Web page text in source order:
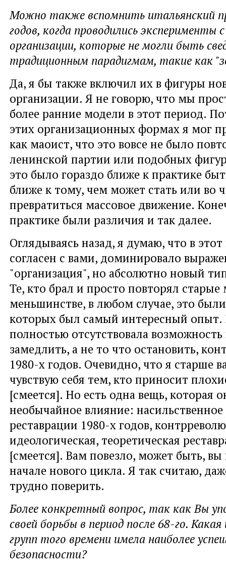
Можно также вспомнить итальянский
годов, когда проводились эксперименты
организации, которые не могли быть
традиционным парадигмам, такие как
Да, я бы также включил их в фигуры
организации. Я не говорю, что мы
более ранние модели в этот период.
этих организационных формах я мог
как маоист, что это вовсе не было
ленинской партии или подобных
это было гораздо ближе к практике
ближе к тому, чем может стать или во
превратиться массовое движение.
практике были различия и так далее.
Оглядываясь назад, я думаю, что в
согласен с вами, доминировало
"организация", но абсолютно новый
Те, кто брал и просто повторял
меньшинстве, в любом случае, это
которых был самый интересный
полностью отсутствовала
замедлить, а не то что остановить,
1980-х годов. Очевидно, что я старше
чувствую себя тем, кто приносит
[смеется]. Но есть одна вещь, которая
необычайное влияние:
реставрации 1980-х годов,
идеологическая, теоретическая
[смеется]. Вам повезло, может быть, вы
начале нового цикла. Я так считаю,
трудно поверить.
Более конкретный вопрос, так как Вы
своей борьбы в период после 68-го. Какая
групп того времени имела наиболее
безопасности?